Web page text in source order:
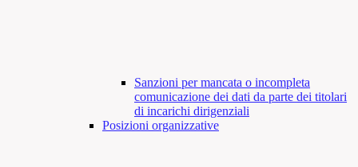
Sanzioni per mancata o incompleta
comunicazione dei dati da parte dei titolari
di incarichi dirigenziali
Posizioni organizzative